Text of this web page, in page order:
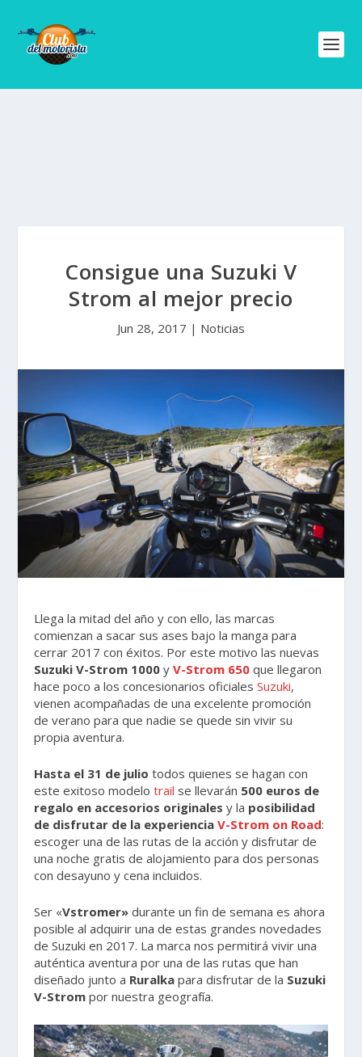
Consigue una Suzuki V
Strom al mejor precio
Jun 28, 2017 | Noticias
Llega la mitad del año y con ello, las marcas
comienzan a sacar sus ases bajo la manga para
cerrar 2017 con éxitos. Por este motivo las nuevas
Suzuki V-Strom 1000 yV-Strom 650 que llegaron
hace poco a los concesionarios oficialesSuzuki,
vienen acompañadas de una excelente promoción
de verano para que nadie se quede sin vivir su
propia aventura.
Hasta el 31 de julio todos quienes se hagan con
este exitoso modelotrail se llevarán 500 euros de
regalo en accesorios originales y la posibilidad
de disfrutar de la experienciaV-Strom on Road:
escoger una de las rutas de la acción y disfrutar de
una noche gratis de alojamiento para dos personas
con desayuno y cena incluidos.
Ser «Vstromer» durante un fin de semana es ahora
posible al adquirir una de estas grandes novedades
de Suzuki en 2017. La marca nos permitirá vivir una
auténtica aventura por una de las rutas que han
diseñado junto a Ruralka para disfrutar de la Suzuki
V-Strom por nuestra geografía.